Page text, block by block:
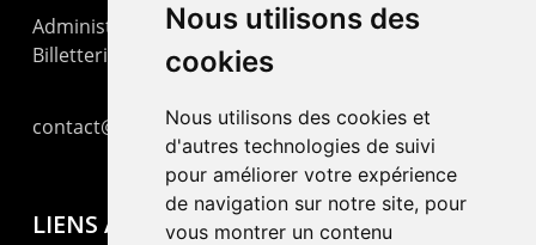
Nous utilisons des
cookies
Nous utilisons des cookies et
d'autres technologies de suivi
pour améliorer votre expérience
de navigation sur notre site, pour
vous montrer un contenu
Administration : +41 32 725 03 03
Billetterie : +41 32 725 05 05
contact@lepommier.ch
LIENS AMIS